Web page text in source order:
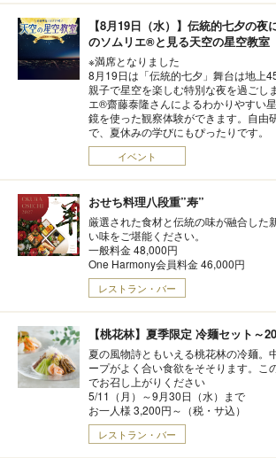
【8月19日（水）】伝統的七夕の
のソムリエ®と見る天空の星空教室
※満席となりました
8月19日は「伝統的七夕」舞台は地上
親子で星空を楽しむ特別な夜を過ごし
エ®齋藤泰隆さんによるわかりやすい
鏡を使った観察体験ができます。自由
で、夏休みの学びにもぴったりです。
イベント
おせち料理八段重”寿”
厳選された食材と伝統の味が融合した
い味をご堪能ください。
一般料金 48,000円
One Harmony会員料金 46,000円
レストラン・バー
【桃花林】夏季限定 冷麺セット～
夏の風物詩ともいえる桃花林の冷麺。
ープがよく合い食欲をそそります。こ
でお召し上がりください
5/11（月）～9月30日（水）まで
お一人様 3,200円～（税・サ込）
レストラン・バー